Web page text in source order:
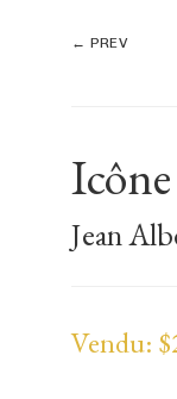
← PREV
Jean
Vendu: